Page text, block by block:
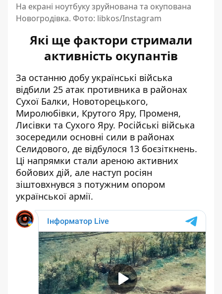
На екрані ноутбуку зруйнована та окупована
Новогродівка. Фото: libkos/Instagram
Які ще фактори стримали
активність окупантів
За останню добу українські війська
відбили 25 атак противника в районах
Сухої Балки, Новоторецького,
Миролюбівки, Крутого Яру, Променя,
Лисівки та Сухого Яру. Російські війська
зосередили основні сили в районах
Селидового, де відбулося 13 боєзіткнень.
Ці напрямки стали ареною активних
бойових дій, але наступ росіян
зіштовхнувся з потужним опором
української армії.